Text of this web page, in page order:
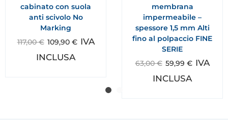
cabinato con suola
anti scivolo No
Marking
117,00€ 109,90 € IVA
INCLUSA
membrana
impermeabile –
spessore 1,5 mm Alti
fino al polpaccio FINE
SERIE
63,00€ 59,99 € IVA
INCLUSA